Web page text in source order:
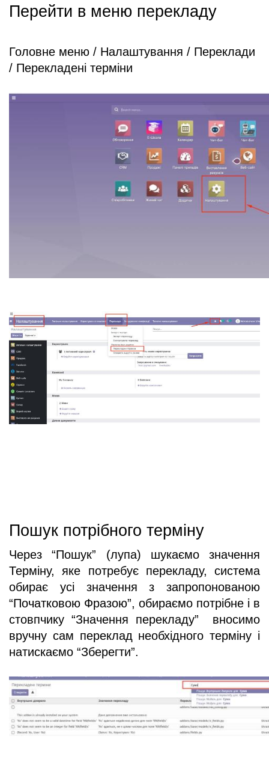
Перейти в меню перекладу
Головне меню / Налаштування / Переклади
/ Перекладені терміни
Пошук потрібного терміну
Через “Пошук” (лупа) шукаємо значення
Терміну, яке потребує перекладу, система
обирає усі значення з запропонованою
“Початковою Фразою”, обираємо потрібне і в
стовпчику “Значення перекладу”  вносимо
вручну сам переклад необхідного терміну і
натискаємо “Зберегти”.